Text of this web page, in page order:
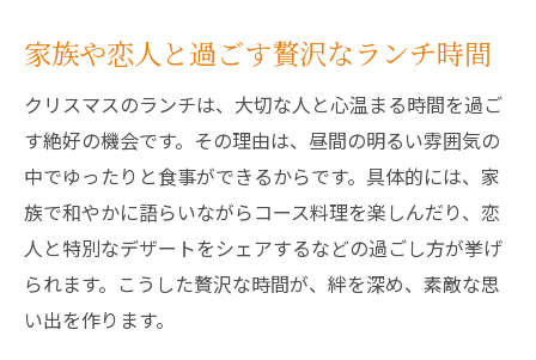
特別な日に選びたい川口市のランチ
迷ったときに参考になるランチ選びのコツ
川口市のおすすめクリスマスランチ特集
口コミで人気のランチ店をチェックしよう
予約のポイントとランチスポットの選び方
ランチ選びで失敗しないためのポイント
自分にぴったりなクリスマスランチの見つ
家族や恋人と過ごす贅沢なランチ時間
クリスマスのランチは、大切な人と心温まる時間を過ご
す絶好の機会です。その理由は、昼間の明るい雰囲気の
中でゆったりと食事ができるからです。具体的には、家
族で和やかに語らいながらコース料理を楽しんだり、恋
人と特別なデザートをシェアするなどの過ごし方が挙げ
られます。こうした贅沢な時間が、絆を深め、素敵な思
い出を作ります。